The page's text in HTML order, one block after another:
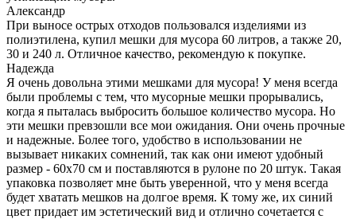
Александр
При выносе острых отходов пользовался изделиями из
полиэтилена, купил мешки для мусора 60 литров, а также 20,
30 и 240 л. Отличное качество, рекомендую к покупке.
Надежда
Я очень довольна этими мешками для мусора! У меня всегда
были проблемы с тем, что мусорные мешки прорывались,
когда я пыталась выбросить большое количество мусора. Но
эти мешки превзошли все мои ожидания. Они очень прочные
и надежные. Более того, удобство в использовании не
вызывает никаких сомнений, так как они имеют удобный
размер - 60х70 см и поставляются в рулоне по 20 штук. Такая
упаковка позволяет мне быть уверенной, что у меня всегда
будет хватать мешков на долгое время. К тому же, их синий
цвет придает им эстетический вид и отлично сочетается с